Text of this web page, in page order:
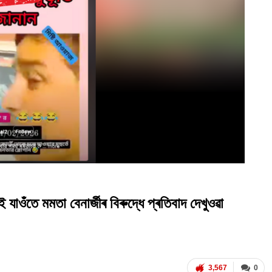
মমতা বেনাৰ্জীৰ বিৰুদ্ধে প্ৰতিবাদ দেখুওৱা
0
3,567